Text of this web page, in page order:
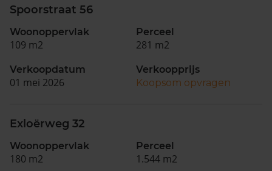
Spoorstraat 56
Woonoppervlak
109 m2
Perceel
281 m2
Verkoopdatum
01 mei 2026
Verkoopprijs
Koopsom opvragen
Exloërweg 32
Woonoppervlak
180 m2
Perceel
1.544 m2